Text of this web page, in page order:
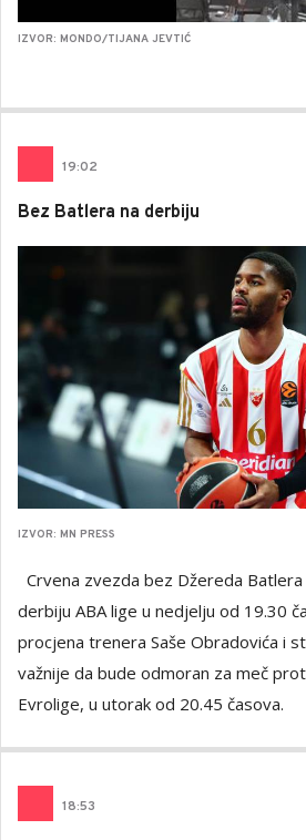
IZVOR: MONDO/TIJANA JEVTIĆ
19:02
Bez Batlera na derbiju
IZVOR: MN PRESS
Crvena zvezda bez Džereda
derbiju ABA lige u nedjelju od 19.30
procjena trenera Saše Obradovića i
važnije da bude odmoran za meč
Evrolige, u utorak od 20.45 časova.
18:53